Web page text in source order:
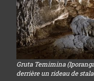
Gruta Temimina
derrière un rideau de